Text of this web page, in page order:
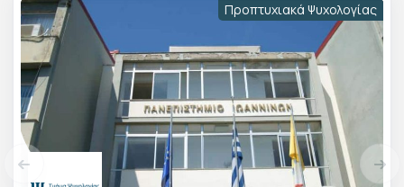
Προπτυχιακά Ψυχολογίας